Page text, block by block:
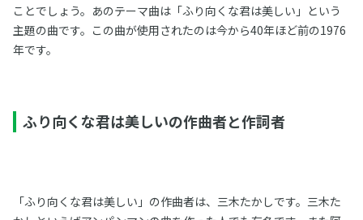
ことでしょう。あのテーマ曲は「ふり向くな君は美しい」という
主題の曲です。この曲が使用されたのは今から40年ほど前の1976
年です。
ふり向くな君は美しいの作曲者と作詞者
「ふり向くな君は美しい」の作曲者は、三木たかしです。三木た